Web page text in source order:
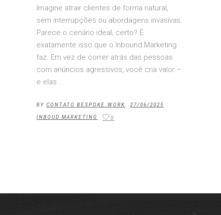
Imagine atrair clientes de forma natural,
sem interrupções ou abordagens invasivas.
Parece o cenário ideal, certo? É
exatamente isso que o Inbound Marketing
faz. Em vez de correr atrás das pessoas
com anúncios agressivos, você cria valor –
e elas
BY CONTATO BESPOKE.WORK 27/06/2025
INBOUD MARKETING 0